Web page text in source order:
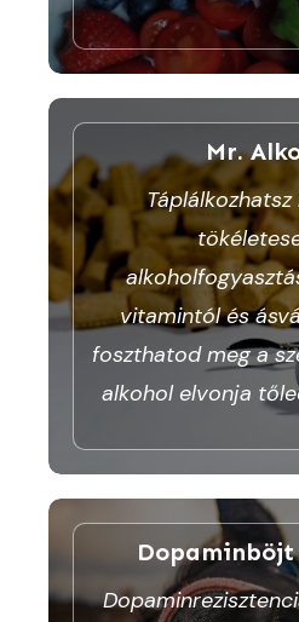
Mr.
vitamintól és
foszthatod meg a
alkohol elvonja